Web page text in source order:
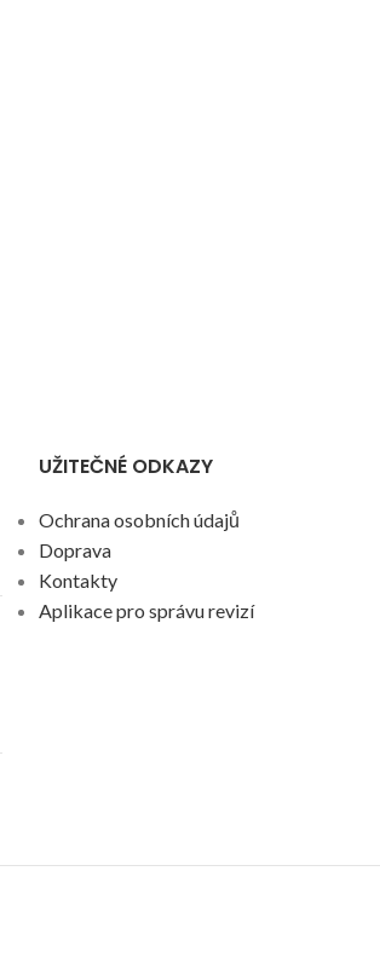
UŽITEČNÉ ODKAZY
Ochrana osobních údajů
Doprava
Kontakty
Aplikace pro správu revizí